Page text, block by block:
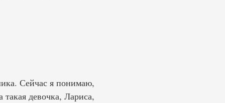
Сейчас я понимаю,
девочка, Лариса,